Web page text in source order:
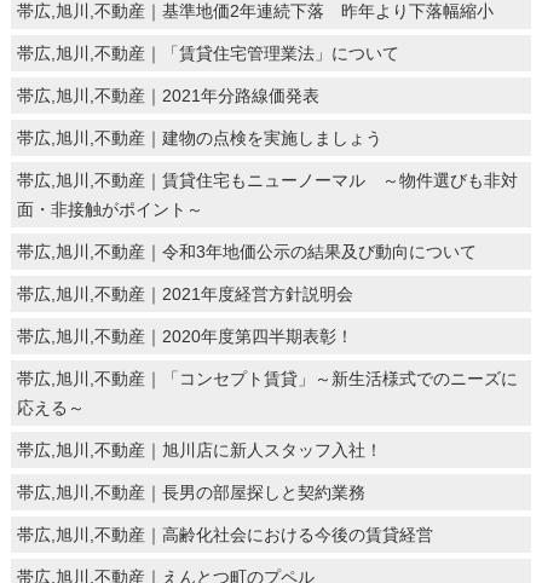
帯広,旭川,不動産｜基準地価2年連続下落 昨年より下落幅縮小
帯広,旭川,不動産｜「賃貸住宅管理業法」について
帯広,旭川,不動産｜2021年分路線価発表
帯広,旭川,不動産｜建物の点検を実施しましょう
帯広,旭川,不動産｜賃貸住宅もニューノーマル ～物件選びも非対
面・非接触がポイント～
帯広,旭川,不動産｜令和3年地価公示の結果及び動向について
帯広,旭川,不動産｜2021年度経営方針説明会
帯広,旭川,不動産｜2020年度第四半期表彰！
帯広,旭川,不動産｜「コンセプト賃貸」～新生活様式でのニーズに
応える～
帯広,旭川,不動産｜旭川店に新人スタッフ入社！
帯広,旭川,不動産｜長男の部屋探しと契約業務
帯広,旭川,不動産｜高齢化社会における今後の賃貸経営
帯広,旭川,不動産｜えんとつ町のプペル